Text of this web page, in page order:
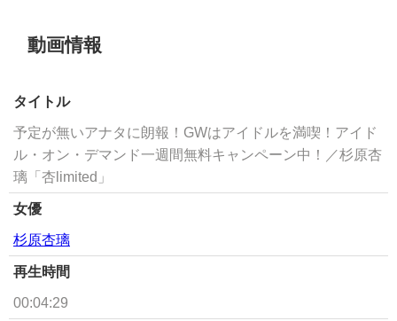
動画情報
タイトル
予定が無いアナタに朗報！GWはアイドルを満喫！アイド
ル・オン・デマンド一週間無料キャンペーン中！／杉原杏
璃「杏limited」
女優
杉原杏璃
再生時間
00:04:29